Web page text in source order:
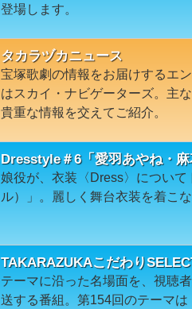
登場します。
タカラヅカニュース
宝塚歌劇の情報をお届けするエ
はスカイ・ナビゲーターズ。主
貴重な情報を交えてご紹介。
Dresstyle＃6「愛羽あやね・麻
娘役が、衣装〈Dress〉につい
ル）」。麗しく舞台衣装を着こ
TAKARAZUKAこだわり
テーマに沿った名場面を、視聴
送する番組。第154回のテーマは